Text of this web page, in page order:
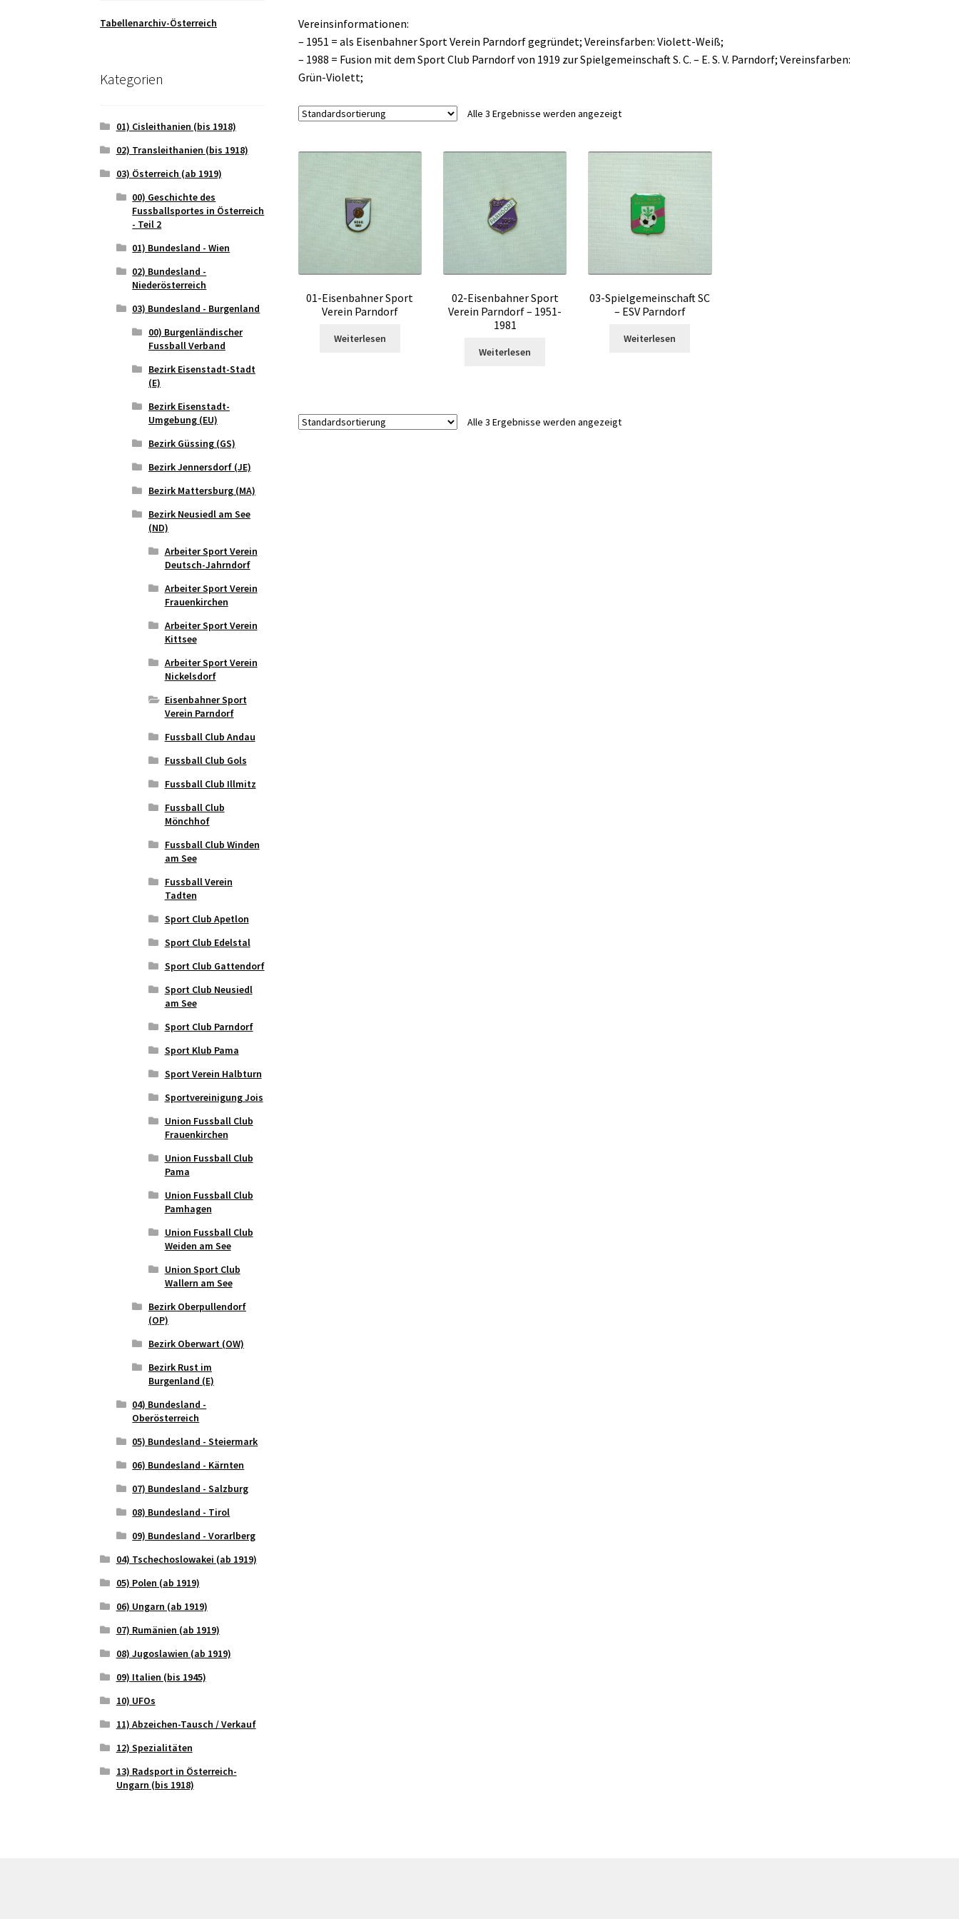
Vereinsinformationen:
– 1951 = als Eisenbahner Sport Verein Parndorf gegründet; Vereinsfarben: Violett-Weiß;
– 1988 = Fusion mit dem Sport Club Parndorf von 1919 zur Spielgemeinschaft S. C. – E. S. V. Parndorf; Vereinsfarben:
Grün-Violett;
Alle 3 Ergebnisse werden angezeigt
01-Eisenbahner Sport
Verein Parndorf
Weiterlesen
02-Eisenbahner Sport
Verein Parndorf – 1951-
1981
Weiterlesen
03-Spielgemeinschaft SC
– ESV Parndorf
Weiterlesen
Alle 3 Ergebnisse werden angezeigt
Tabellenarchiv-Österreich
Kategorien
01) Cisleithanien (bis 1918)
02) Transleithanien (bis 1918)
03) Österreich (ab 1919)
00) Geschichte des
Fussballsportes in Österreich
- Teil 2
01) Bundesland - Wien
02) Bundesland -
Niederösterreich
03) Bundesland - Burgenland
00) Burgenländischer
Fussball Verband
Bezirk Eisenstadt-Stadt
(E)
Bezirk Eisenstadt-
Umgebung (EU)
Bezirk Güssing (GS)
Bezirk Jennersdorf (JE)
Bezirk Mattersburg (MA)
Bezirk Neusiedl am See
(ND)
Arbeiter Sport Verein
Deutsch-Jahrndorf
Arbeiter Sport Verein
Frauenkirchen
Arbeiter Sport Verein
Kittsee
Arbeiter Sport Verein
Nickelsdorf
Eisenbahner Sport
Verein Parndorf
Fussball Club Andau
Fussball Club Gols
Fussball Club Illmitz
Fussball Club
Mönchhof
Fussball Club Winden
am See
Fussball Verein
Tadten
Sport Club Apetlon
Sport Club Edelstal
Sport Club Gattendorf
Sport Club Neusiedl
am See
Sport Club Parndorf
Sport Klub Pama
Sport Verein Halbturn
Sportvereinigung Jois
Union Fussball Club
Frauenkirchen
Union Fussball Club
Pama
Union Fussball Club
Pamhagen
Union Fussball Club
Weiden am See
Union Sport Club
Wallern am See
Bezirk Oberpullendorf
(OP)
Bezirk Oberwart (OW)
Bezirk Rust im
Burgenland (E)
04) Bundesland -
Oberösterreich
05) Bundesland - Steiermark
06) Bundesland - Kärnten
07) Bundesland - Salzburg
08) Bundesland - Tirol
09) Bundesland - Vorarlberg
04) Tschechoslowakei (ab 1919)
05) Polen (ab 1919)
06) Ungarn (ab 1919)
07) Rumänien (ab 1919)
08) Jugoslawien (ab 1919)
09) Italien (bis 1945)
10) UFOs
11) Abzeichen-Tausch / Verkauf
12) Spezialitäten
13) Radsport in Österreich-
Ungarn (bis 1918)